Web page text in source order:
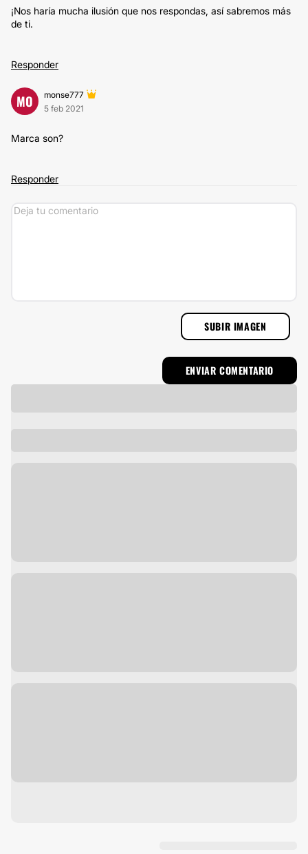
¡Nos haría mucha ilusión que nos respondas, así sabremos más
de ti.
Responder
MO
monse777
5 feb 2021
Marca son?
Responder
SUBIR IMAGEN